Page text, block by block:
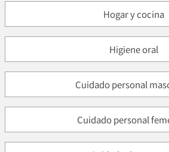
Hogar y cocina
Higiene oral
Cuidado personal
Cuidado personal